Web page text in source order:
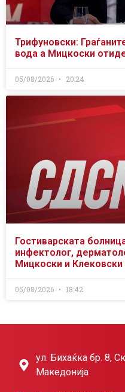
Трифуновски:
вода а Мицкоски
05/08/2026 20:24
Гостиварската
инфектолог,
Мицкоски и Клековски
05/08/2026 18:42
ул. Бихаќка бр. 8,
Македонија